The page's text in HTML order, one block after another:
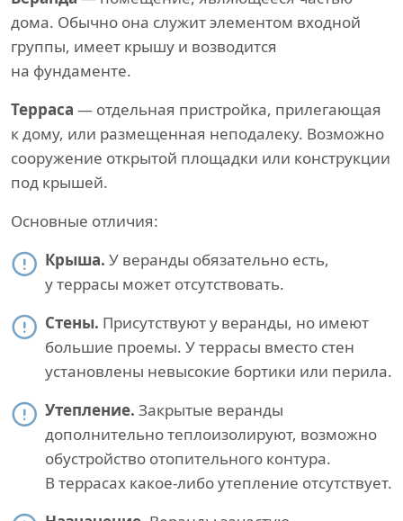
дома. Обычно она служит элементом входной
группы, имеет крышу и возводится
на фундаменте.
Терраса — отдельная пристройка, прилегающая
к дому, или размещенная неподалеку. Возможно
сооружение открытой площадки или конструкции
под крышей.
Основные отличия:
Крыша. У веранды обязательно есть,
у террасы может отсутствовать.
Стены. Присутствуют у веранды, но имеют
большие проемы. У террасы вместо стен
установлены невысокие бортики или перила.
Утепление. Закрытые веранды
дополнительно теплоизолируют, возможно
обустройство отопительного контура.
В террасах какое-либо утепление отсутствует.